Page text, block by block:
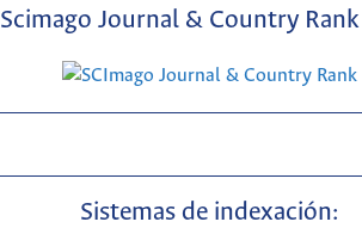
Scimago Journal & Country Rank
Sistemas de indexación: